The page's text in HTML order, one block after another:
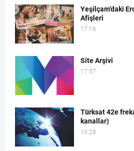
Yeşilçam’daki
Afişleri
17:16
Site Arşivi
17:57
Türksat 42e
kanallar)
13:28